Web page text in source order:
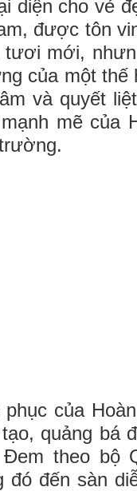
diện cho vẻ
được tôn
mới,
của một
và quyết
mẽ của
của
quảng bá
theo bộ
đó đến sàn